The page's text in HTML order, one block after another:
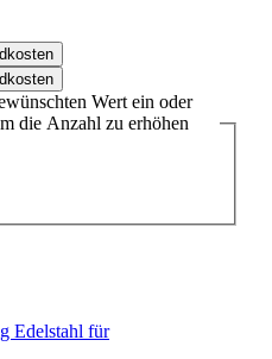
Wert ein oder
die Anzahl zu erhöhen
Edelstahl für